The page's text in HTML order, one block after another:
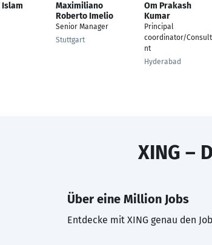
Maximiliano
Roberto Imelio
Senior Manager
Stuttgart
Om Prakash
Kumar
Principal
coordinator/
nt
Hyderabad
XING –
Über eine Million Jobs
Entdecke mit XING genau den